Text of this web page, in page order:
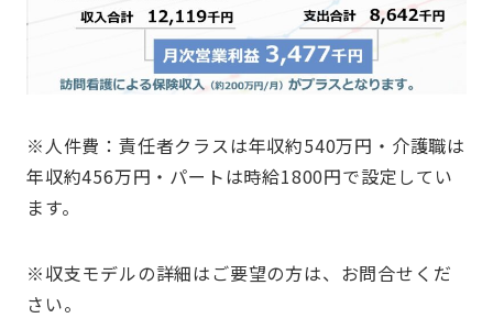
※人件費：責任者クラスは年収約540万円・介護職は
年収約456万円・パートは時給1800円で設定してい
ます。
※収支モデルの詳細はご要望の方は、お問合せくだ
さい。